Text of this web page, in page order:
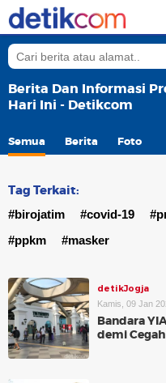
Berita Dan Informasi
Hari Ini - Detikcom
Semua Berita Foto
Tag Terkait:
#birojatim #covid-19
#ppkm
#masker
detikJogja
Kamis, 09 Jan
Bandara
demi